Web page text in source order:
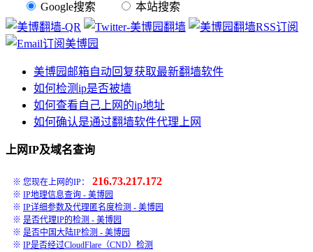
Google搜索 本站搜索
美博园邮箱自动回复获取最新翻墙软件
如何检测ip是否被墙
如何查看自己上网的ip地址
如何确认是通过翻墙软件代理上网
上网IP及域名查询
※ 您现在上网的IP： 216.73.217.172
※ IP地理信息查询 - 美博园
※ IP详细参数及代理匿名度检测 - 美博园
※ 是否代理IP的检测 - 美博园
※ 是否中国大陆IP检测 - 美博园
※ IP是否经过CloudFlare（CND）检测